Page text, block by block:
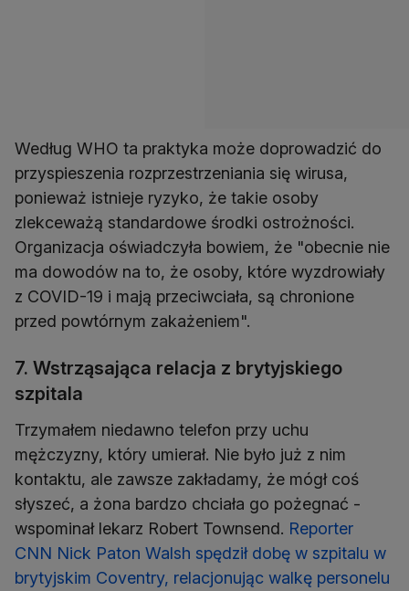
Według WHO ta praktyka może doprowadzić do
przyspieszenia rozprzestrzeniania się wirusa,
ponieważ istnieje ryzyko, że takie osoby
zlekceważą standardowe środki ostrożności.
Organizacja oświadczyła bowiem, że "obecnie nie
ma dowodów na to, że osoby, które wyzdrowiały
z COVID-19 i mają przeciwciała, są chronione
przed powtórnym zakażeniem".
7. Wstrząsająca relacja z brytyjskiego
szpitala
Trzymałem niedawno telefon przy uchu
mężczyzny, który umierał. Nie było już z nim
kontaktu, ale zawsze zakładamy, że mógł coś
słyszeć, a żona bardzo chciała go pożegnać -
wspominał lekarz Robert Townsend. Reporter
CNN Nick Paton Walsh spędził dobę w szpitalu w
brytyjskim Coventry, relacjonując walkę personelu